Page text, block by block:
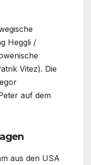
Heggli /
Vitez). Die
auf dem
aus den USA